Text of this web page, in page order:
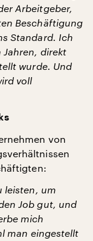
Arbeitgeber,
Beschäftigung
Standard. Ich
Jahren, direkt
wurde. Und
voll
von
leisten, um
Job gut, und
mich
man eingestellt